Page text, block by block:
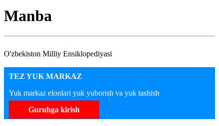
Manba
O'zbekiston Milliy Ensiklopediyasi
TEZ YUK MARKAZ
Yuk markaz elonlari yuk yuborish va yuk tashish
Guruhga kirish